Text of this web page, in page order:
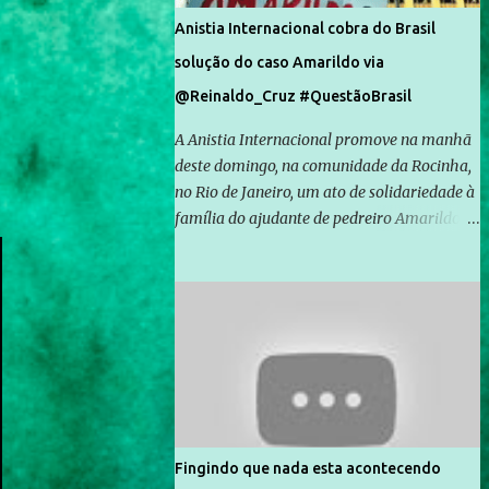
Anistia Internacional cobra do Brasil
solução do caso Amarildo via
@Reinaldo_Cruz #QuestãoBrasil
A Anistia Internacional promove na manhã
deste domingo, na comunidade da Rocinha,
no Rio de Janeiro, um ato de solidariedade à
família do ajudante de pedreiro Amarildo de
Rocinha. A assessora de Direitos Humanos
da Anistia Internacional, Renata Neder, disse
à Agência Brasil que ações e atividades de
mobilização são feitas normalmente pela
organização não governamental. As ações
de solidariedade são promovidas em apoio
Fingindo que nada esta acontecendo